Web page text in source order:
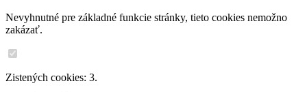
Nevyhnutné pre základné funkcie stránky, tieto cookies nemožno
zakázať.
Zistených cookies: 3.